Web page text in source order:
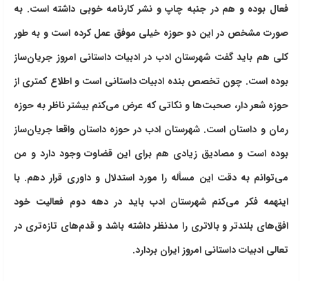
فعال بوده و هم در جنبه چاپ و نشر کارنامه خوبی داشته است. به
صورت مشخص در این دو حوزه خیلی موفق عمل کرده است و به طور
کلی هم باید گفت شهرستان ادب در ادبیات داستانی امروز جریان‌ساز
بوده است. چون تخصص بنده ادبیات داستانی است و اطلاع کمتری از
حوزه شعر دار، صحبت‌ها و نکاتی که عرض می‌کنم بیشتر ناظر به حوزه
رمان و داستان است. شهرستان ادب در حوزه داستان واقعا جریان‌ساز
بوده است و مصادیق زیادی هم برای این قضاوت وجود دارد و من
می‌توانم به دقت این مسأله را مورد استدلال و داوری قرار دهم. با
اینهمه فکر می‌کنم شهرستان ادب باید در دهه دوم فعالیت خود
افق‌های بلندتر و بالاتری را مدنظر داشته باشد و قدم‌های تازه‌تری در
تعالی ادبیات داستانی امروز ایران بردارد.